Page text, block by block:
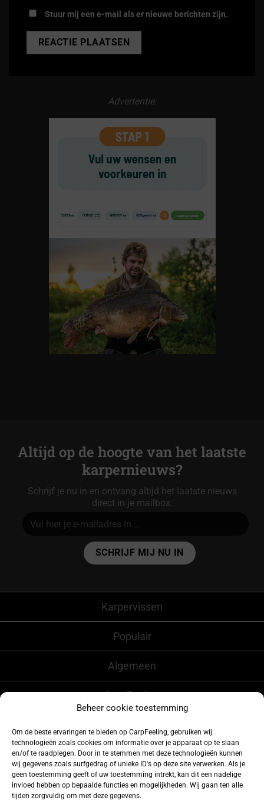
Beheer cookie toestemming
Om de beste ervaringen te bieden op CarpFeeling, gebruiken wij
technologieën zoals cookies om informatie over je apparaat op te slaan
en/of te raadplegen. Door in te stemmen met deze technologieën kunnen
wij gegevens zoals surfgedrag of unieke ID's op deze site verwerken. Als je
geen toestemming geeft of uw toestemming intrekt, kan dit een nadelige
invloed hebben op bepaalde functies en mogelijkheden. Wij gaan ten alle
tijden zorgvuldig om met deze gegevens.
Stuur mij een e-mail als er nieuwe berichten zijn.
Advertentie:
Altijd op de hoogte van het laatste
karpernieuws?
Schrijf je nu in en ontvang altijd het laatste nieuws
direct in je mailbox.
Karpervissen
Populair
Algemeen
CarpFeeling
Volg ons ook op